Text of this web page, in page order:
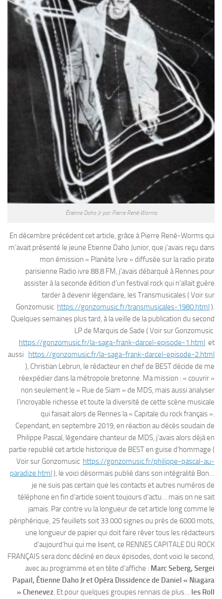
Étienne Daho Jr par Pierre René-Worms
En décembre précédent cet article, grâce à Pierre René-Worms qui
m’avait présenté le jeune Etienne Daho Junior, que j’avais reçu dans
mon émission « Planète Ivre » diffusée sur la radio pirate
parisienne Radio ivre 88.8 FM, j’avais débarqué à Rennes pour
assister à la seconde édition d’un festival rock qui n’allait guère
tarder à devenir légendaire, les Transmusicales ( Voir sur
Gonzomusic https://gonzomusic.fr/transmusicales-1980.html ).
Quelques semaines plus tard, à la veille de la publication du second
LP de Marquis de Sade ( Voir sur Gonzomusic
https://gonzomusic.fr/la-saga-frank-darcel-episode-1.html et
aussi https://gonzomusic.fr/la-saga-frank-darcel-episode-2.html
), Christian Lebrun, le rédacteur en chef de BEST décide de me
réexpédier dans la métropole bretonne. Ma mission : « couvrir »
non seulement le « Rue de Siam » de MDS, mais aussi analyser
l’incroyable richesse et toute la diversité de cette scène musicale
qui faisait alors de Rennes la « Capitale du rock français ».
Cependant, en septembre 2019, en réaction au décès soudain de
Philippe Pascal, légendaire chanteur de MDS, j’avais alors déjà en
partie republié cet article historique de BEST en guise d’hommage (
Voir sur Gonzomusic https://gonzomusic.fr/philippe-pascal-au-
paradize.html ), le voici désormais publié dans son intégralité Bon…
je ne suis pas certain que les contacts et autres numéros de
téléphone en fin d’article soient toujours d’actu… mais on ne sait
jamais. Par contre vu la longueur de cet article long comme le
périphérique, 25 feuillets soit 33.000 signes ou près de 6000 mots,
une longueur de papier qui doit faire rêver tous les rédacteurs
d’aujourd’hui qui me lisent, ce RENNES CAPITALE DU ROCK
FRANÇAIS sera donc décliné en deux épisodes, dont voici le second,
avec au programme et en tête d’affiche : Marc Seberg, Sergei
Papail, Étienne Daho Jr et Opéra Dissidence de Daniel « Niagara
» Chenevez. Et pour quelques groupes rennais de plus… les Roll